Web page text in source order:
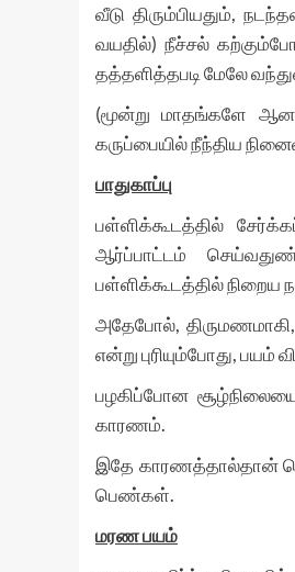
வீடு திரும்பியதும்,
வயதில்) நீச்சல்
தத்தளித்தபடி மேலே
(மூன்று மாதங்களே
கருப்பையில் நீந்திய
பாதுகாப்பு
பள்ளிக்கூடத்தில்
ஆர்ப்பாட்டம்
பள்ளிக்கூடத்தில் நிறைய
அதேபோல்,
என்று புரியும்போது, பயம்
பழகிப்போன
காரணம்.
இதே காரணத்தால்தான்
பெண்கள்.
மரண பயம்